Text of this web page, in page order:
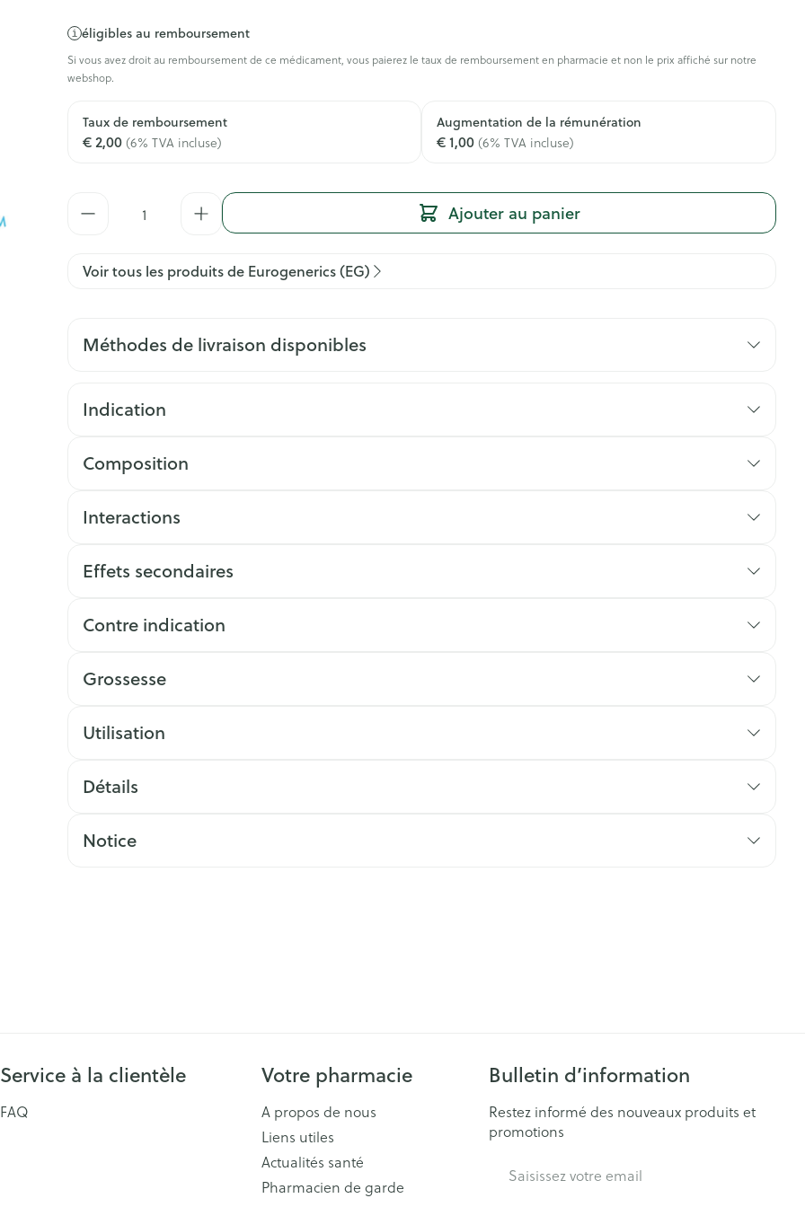
éligibles au remboursement
Si vous avez droit au remboursement de ce médicament, vous paierez le taux de remboursement en pharmacie et non le prix affiché sur notre
webshop.
Taux de remboursement
€ 2,00 (6% TVA incluse)
Augmentation de la rémunération
€ 1,00 (6% TVA incluse)
Ajouter au panier
Voir tous les produits de Eurogenerics (EG)
Méthodes de livraison disponibles
Indication
Composition
Interactions
Effets secondaires
Contre indication
Grossesse
Utilisation
Détails
Notice
Service à la clientèle
FAQ
Votre pharmacie
A propos de nous
Liens utiles
Actualités santé
Pharmacien de garde
Bulletin d’information
Restez informé des nouveaux produits et
promotions